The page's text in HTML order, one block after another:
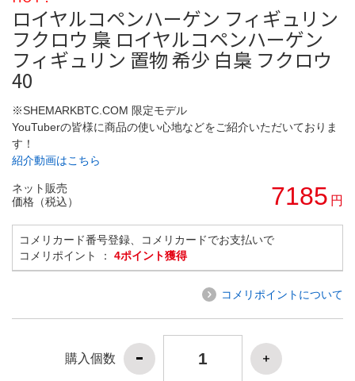
ロイヤルコペンハーゲン フィギュリン
フクロウ 梟 ロイヤルコペンハーゲン
フィギュリン 置物 希少 白梟 フクロウ
40
※SHEMARKBTC.COM 限定モデル
YouTuberの皆様に商品の使い心地などをご紹介いただいておりま
す！
紹介動画はこちら
ネット販売
価格（税込）
7185 円
コメリカード番号登録、コメリカードでお支払いで
コメリポイント ： 4ポイント獲得
コメリポイントについて
購入個数